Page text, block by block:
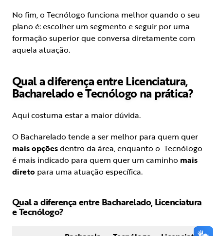
No fim, o Tecnólogo funciona melhor quando o seu
plano é: escolher um segmento e seguir por uma
formação superior que conversa diretamente com
aquela atuação.
Qual a diferença entre Licenciatura,
Bacharelado e Tecnólogo na prática?
Aqui costuma estar a maior dúvida.
O Bacharelado tende a ser melhor para quem quer
mais opçõesdentro da área, enquanto o Tecnólogo
é mais indicado para quem quer um caminho mais
direto para uma atuação específica.
Qual a diferença entre Bacharelado, Licenciatura
e Tecnólogo?